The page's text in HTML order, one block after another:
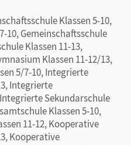
Klassen 5-10,
10, Gemeinschaftsschule
Klassen 11-13,
Klassen 11-12/13,
5/7-10, Integrierte
Integrierte
Sekundarschule
Klassen 5-10,
11-12, Kooperative
Kooperative